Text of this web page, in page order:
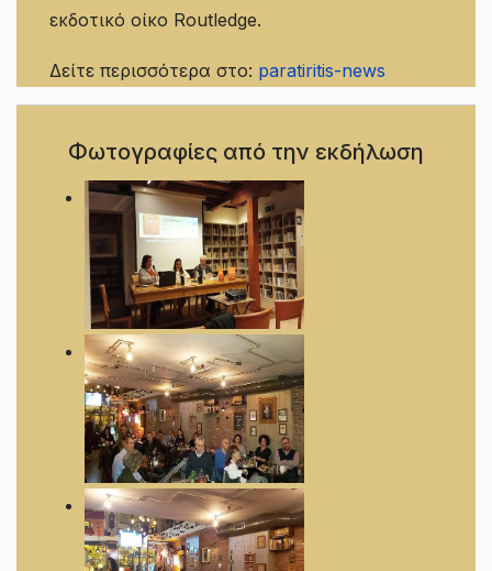
εκδοτικό οίκο Routledge.
Δείτε περισσότερα στο: paratiritis-news
Φωτογραφίες από την εκδήλωση